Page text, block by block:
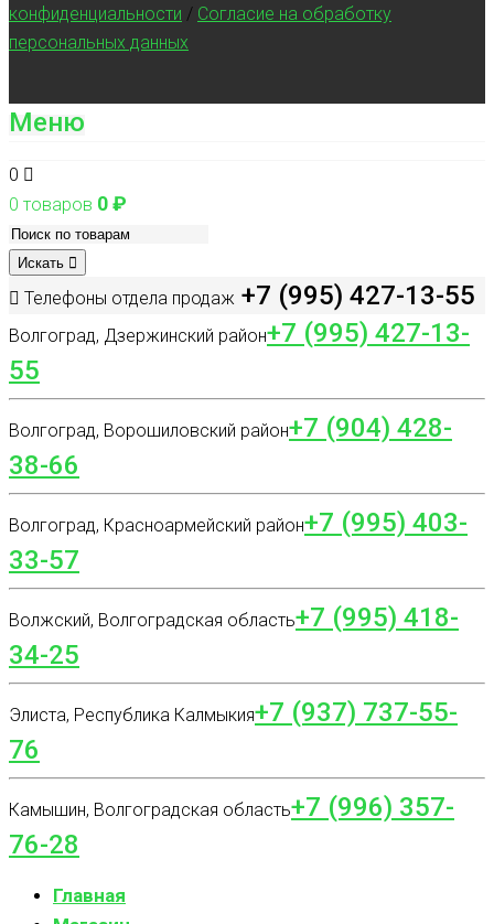
конфиденциальности / Согласие на обработку
персональных данных
Меню
0
0 товаров 0₽
Искать
Телефоны отдела продаж +7 (995) 427-13-55
Волгоград, Дзержинский район+7 (995) 427-13-
55
Волгоград, Ворошиловский район+7 (904) 428-
38-66
Волгоград, Красноармейский район+7 (995) 403-
33-57
Волжский, Волгоградская область+7 (995) 418-
34-25
Элиста, Республика Калмыкия+7 (937) 737-55-
76
Камышин, Волгоградская область+7 (996) 357-
76-28
Главная